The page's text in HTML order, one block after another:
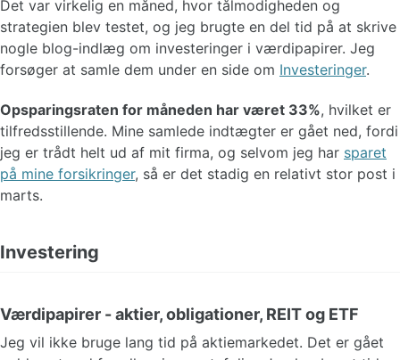
Det var virkelig en måned, hvor tålmodigheden og
strategien blev testet, og jeg brugte en del tid på at skrive
nogle blog-indlæg om investeringer i værdipapirer. Jeg
forsøger at samle dem under en side om Investeringer.
Opsparingsraten for måneden har været 33%, hvilket er
tilfredsstillende. Mine samlede indtægter er gået ned, fordi
jeg er trådt helt ud af mit firma, og selvom jeg har sparet
på mine forsikringer, så er det stadig en relativt stor post i
marts.
Investering
Værdipapirer - aktier, obligationer, REIT og ETF
Jeg vil ikke bruge lang tid på aktiemarkedet. Det er gået